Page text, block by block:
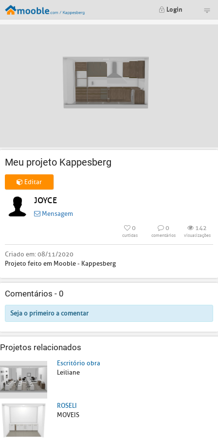
Login
Meu projeto Kappesberg
Editar
JOYCE
Mensagem
0
curtidas
0
comentários
142
visualizações
Criado em:08/11/2020
Projeto feito em Mooble - Kappesberg
Comentários - 0
Seja o primeiro a comentar
Projetos relacionados
Escritório obra
Leiliane
ROSELI
MOVEIS